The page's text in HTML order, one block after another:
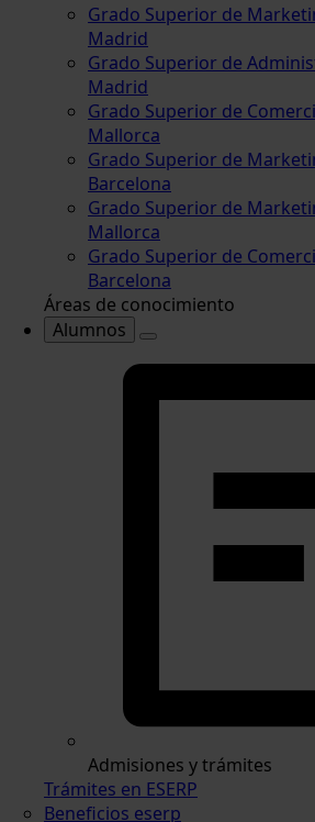
Grado Superior de
Madrid
Grado Superior de
Madrid
Grado Superior de
Mallorca
Grado Superior de
Barcelona
Grado Superior de
Mallorca
Grado Superior de
Barcelona
Áreas de conocimiento
Alumnos
Admisiones y trámites
Trámites en ESERP
Beneficios eserp